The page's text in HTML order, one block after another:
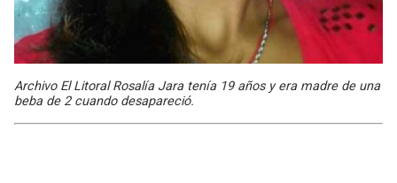
Archivo El Litoral Rosalía Jara tenía 19 años y era madre de una
beba de 2 cuando desapareció.